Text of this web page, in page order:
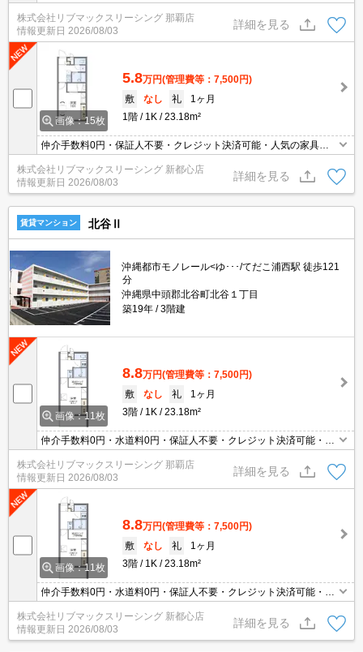
電付き物件です(^^)/
株式会社リブマックスリーシング 那覇店
情報更新日 2026/08/03
詳細を見る
画像：15枚
5.8万円(管理費等：7,500円)
敷
なし 礼
1ヶ月
1階
1K 23.18m²
仲介手数料0円・保証人不要・クレジット決済可能・人気の家具家
電付き物件です(^^)/
株式会社リブマックスリーシング 新都心店
情報更新日 2026/08/03
詳細を見る
賃貸マンション 北谷Ⅱ
沖縄都市モノレール<ゆ･･･/てだこ浦西駅 徒歩121
分
沖縄県中頭郡北谷町北谷１丁目
築19年
3階建
画像：11枚
8.8万円(管理費等：7,500円)
敷
なし 礼
1ヶ月
3階
1K 23.18m²
仲介手数料0円・水道料0円・保証人不要・クレジット決済可能・人
気の家具家電付き物件です(^^)/
株式会社リブマックスリーシング 那覇店
情報更新日 2026/08/03
詳細を見る
画像：11枚
8.8万円(管理費等：7,500円)
敷
なし 礼
1ヶ月
3階
1K 23.18m²
仲介手数料0円・水道料0円・保証人不要・クレジット決済可能・人
気の家具家電付き物件です(^^)/
株式会社リブマックスリーシング 新都心店
情報更新日 2026/08/03
詳細を見る